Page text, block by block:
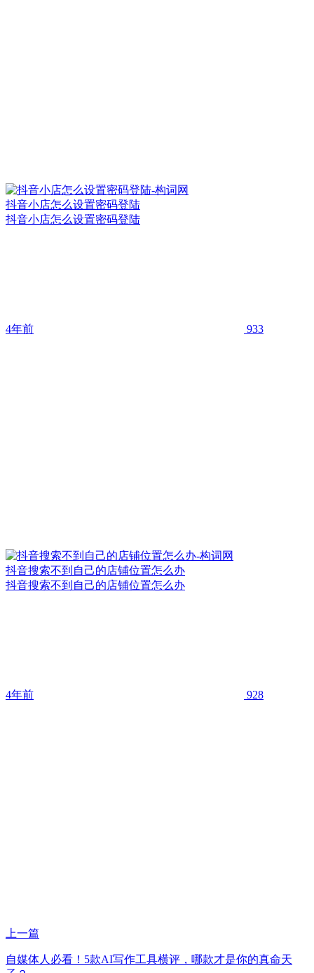
抖音小店怎么设置密码登陆
抖音小店怎么设置密码登陆
4年前 933
抖音搜索不到自己的店铺位置怎么办
抖音搜索不到自己的店铺位置怎么办
4年前 928
上一篇
自媒体人必看！5款AI写作工具横评，哪款才是你的真命天